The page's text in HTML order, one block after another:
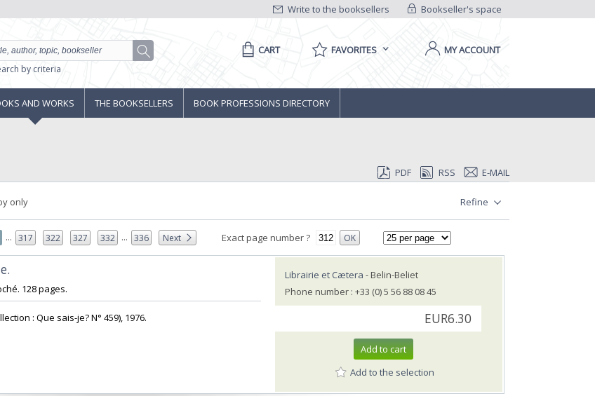
Bookseller's space
Write to the booksellers
by criteria
CART FAVORITES MY ACCOUNT
AND WORKS THE BOOKSELLERS BOOK PROFESSIONS DIRECTORY
PDF RSS E-MAIL
only Refine
... 317 322 327 332 ... 336 Next Exact page number ? OK
128 pages.‎
: Que sais-je? N° 459), 1976.‎
Librairie et Cætera - Belin-Beliet
Phone number : +33 (0) 5 56 88 08 45
EUR6.30
Add to cart
Add to the selection